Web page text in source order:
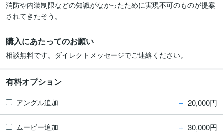
消防や内装制限などの知識がなかったために実現不可のものが提案
されてきたそう。
購入にあたってのお願い
有料オプション
アングル追加 ＋ 20,000円
ムービー追加 ＋ 30,000円